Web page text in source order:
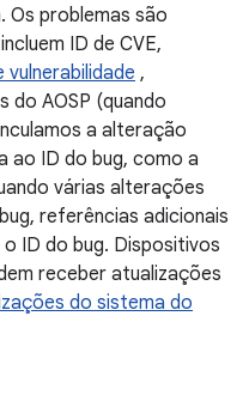
problemas são
ID de CVE,
vulnerabilidade ,
do AOSP (quando
a alteração
ao ID do bug, como a
várias alterações
referências adicionais
ID do bug. Dispositivos
receber atualizações
do sistema do